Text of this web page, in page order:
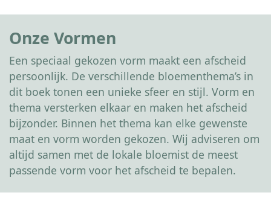
Onze Vormen
Een speciaal gekozen vorm maakt een afscheid
persoonlijk. De verschillende bloementhema’s in
dit boek tonen een unieke sfeer en stijl. Vorm en
thema versterken elkaar en maken het afscheid
bijzonder. Binnen het thema kan elke gewenste
maat en vorm worden gekozen. Wij adviseren om
altijd samen met de lokale bloemist de meest
passende vorm voor het afscheid te bepalen.